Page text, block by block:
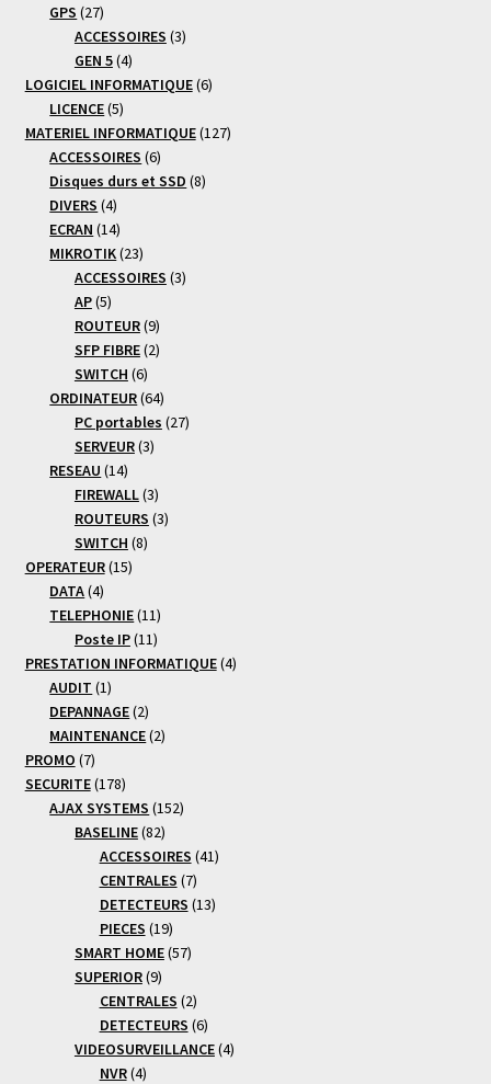
produits
GPS 2727
produits
ACCESSOIRES 33
GEN 5 44
produits
LOGICIEL INFORMATIQUE 66
LICENCE 55
produits
MATERIEL INFORMATIQUE 127127
ACCESSOIRES 66
produits
Disques durs et SSD 88
DIVERS 44
produits
ECRAN 1414
produits
MIKROTIK 2323
produits
ACCESSOIRES 33
AP 55
produits
ROUTEUR 99
produits
SFP FIBRE 22
SWITCH 66
produits
ORDINATEUR 6464
produits
PC portables 2727
SERVEUR 33
RESEAU 1414
produits
FIREWALL 33
produits
ROUTEURS 33
SWITCH 88
OPERATEUR 1515
DATA 44
produits
TELEPHONIE 1111
produits
Poste IP 1111
produits
PRESTATION INFORMATIQUE 44
AUDIT 11
produit
DEPANNAGE 22
produits
MAINTENANCE 22
PROMO 77
produits
SECURITE 178178
produits
AJAX SYSTEMS 152152
BASELINE 8282
produits
ACCESSOIRES 4141
CENTRALES 77
produits
DETECTEURS 1313
PIECES 1919
produits
SMART HOME 5757
SUPERIOR 99
produits
CENTRALES 22
produits
DETECTEURS 66
produits
VIDEOSURVEILLANCE 44
NVR 44